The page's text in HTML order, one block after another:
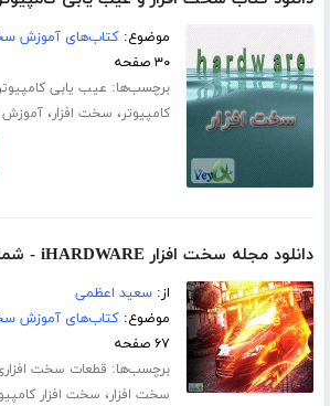
موضوع:کتاب‌های آموزش
۳۰ صفحه
برچسب‌ها: عیب یابی کامپیوتر
کامپیوتر، سخت افزار،آموزش
دانلود مجله سخت افزار iHARDWARE - شماره 6
از:سعید اعظمی
موضوع:کتاب‌های آموزش
۶۷ صفحه
برچسب‌ها: قطعات سخت
سخت افزار، سخت افزار